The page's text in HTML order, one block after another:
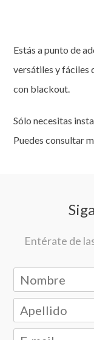
Estás a punto de
versátiles y fáciles
con blackout.
Sólo necesitas
Puedes consultar
Entérate de